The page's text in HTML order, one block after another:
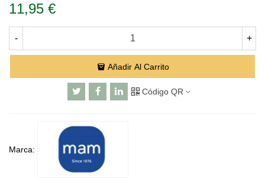
11,95 €
- +
Añadir Al Carrito
Código QR
Marca: